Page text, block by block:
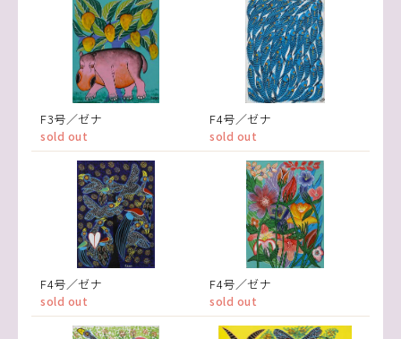
F3号／ゼナ
sold out
F4号／ゼナ
sold out
F4号／ゼナ
sold out
F4号／ゼナ
sold out